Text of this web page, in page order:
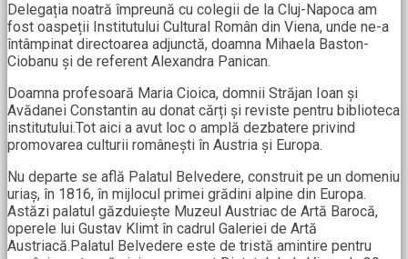
Delegația noatră împreună cu colegii de la Cluj-Napoca am
fost oaspeții Institutului Cultural Român din Viena, unde ne-a
întâmpinat directoarea adjunctă, doamna Mihaela Baston-
Ciobanu și de referent Alexandra Panican.
Doamna profesoară Maria Cioica, domnii Străjan Ioan și
Avădanei Constantin au donat cărți și reviste pentru biblioteca
institutului.Tot aici a avut loc o amplă dezbatere privind
promovarea culturii românești în Austria și Europa.
Nu departe se află Palatul Belvedere, construit pe un domeniu
uriaș, în 1816, în mijlocul primei grădini alpine din Europa.
Astăzi palatul găzduiește Muzeul Austriac de Artă Barocă,
operele lui Gustav Klimt în cadrul Galeriei de Artă
Austriacă.Palatul Belvedere este de tristă amintire pentru